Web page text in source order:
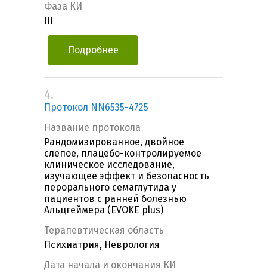
Фаза КИ
Подробнее
4.
Протокол NN6535-4725
Название протокола
Рандомизированное, двойное
слепое, плацебо-контролируемое
клиническое исследование,
изучающее эффект и безопасность
перорального cемаглутида у
пациентов с ранней болезнью
Альцгеймера (EVOKE plus)
Терапевтическая область
Психиатрия, Неврология
Дата начала и окончания КИ